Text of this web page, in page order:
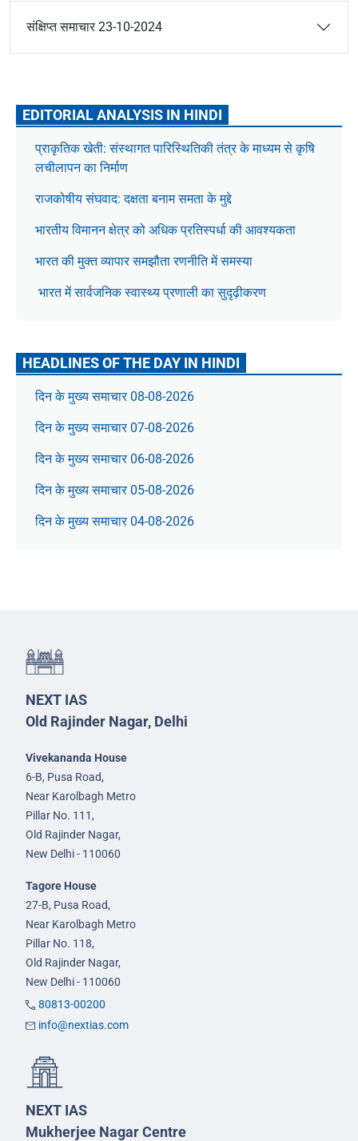
संक्षिप्त समाचार 23-10-2024
EDITORIAL ANALYSIS IN HINDI
प्राकृतिक खेती: संस्थागत पारिस्थितिकी तंत्र के माध्यम से कृषि
लचीलापन का निर्माण
राजकोषीय संघवाद: दक्षता बनाम समता के मुद्दे
भारतीय विमानन क्षेत्र को अधिक प्रतिस्पर्धा की आवश्यकता
भारत की मुक्त व्यापार समझौता रणनीति में समस्या
भारत में सार्वजनिक स्वास्थ्य प्रणाली का सुदृढ़ीकरण
HEADLINES OF THE DAY IN HINDI
दिन के मुख्य समाचार 08-08-2026
दिन के मुख्य समाचार 07-08-2026
दिन के मुख्य समाचार 06-08-2026
दिन के मुख्य समाचार 05-08-2026
दिन के मुख्य समाचार 04-08-2026
NEXT IAS
Old Rajinder Nagar, Delhi
Vivekananda House
6-B, Pusa Road,
Near Karolbagh Metro
Pillar No. 111,
Old Rajinder Nagar,
New Delhi - 110060
Tagore House
27-B, Pusa Road,
Near Karolbagh Metro
Pillar No. 118,
Old Rajinder Nagar,
New Delhi - 110060
80813-00200
info@nextias.com
NEXT IAS
Mukherjee Nagar Centre